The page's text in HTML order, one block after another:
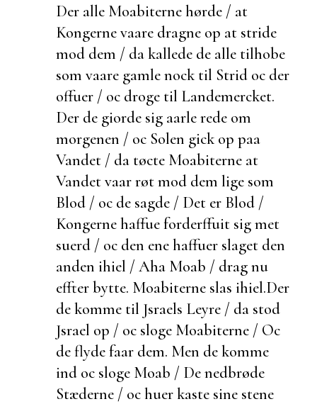
Der alle Moabiterne hørde / at
Kongerne vaare dragne op at stride
mod dem / da kallede de alle tilhobe
som vaare gamle nock til Strid oc der
offuer / oc droge til Landemercket.
Der de giorde sig aarle rede om
morgenen / oc Solen gick op paa
Vandet / da tøcte Moabiterne at
Vandet vaar røt mod dem lige som
Blod / oc de sagde / Det er Blod /
Kongerne haffueforderffuit sig met
suerd / oc den ene haffuer slaget den
anden ihiel / Aha Moab / drag nu
effter bytte. Moabiterne slas ihiel.Der
de komme til Jsraels Leyre / da stod
Jsrael op / oc sloge Moabiterne / Oc
deflyde faar dem. Men de komme
ind oc sloge Moab / De nedbrøde
Stæderne / oc huer kaste sine stene